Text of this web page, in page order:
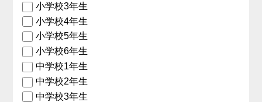
小学校3年生
小学校4年生
小学校5年生
小学校6年生
中学校1年生
中学校2年生
中学校3年生